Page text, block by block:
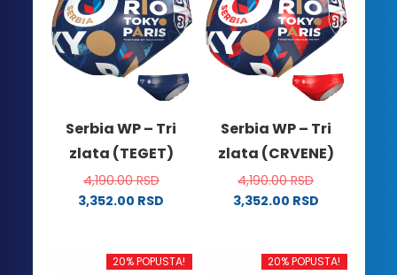
Serbia WP – Tri
zlata (TEGET)
4,190.00RSD
3,352.00 RSD
ima
Serbia WP – Tri
zlata (CRVENE)
4,190.00RSD
3,352.00 RSD
ima
20% POPUSTA! 20% POPUSTA!